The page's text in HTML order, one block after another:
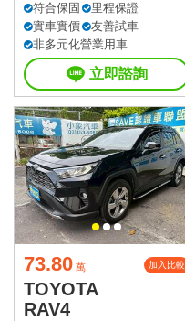
符合保固
里程保證
實車實價
友善試車
非多元化營業用車
立即諮詢
73.80 萬 加入比較
TOYOTA
RAV4